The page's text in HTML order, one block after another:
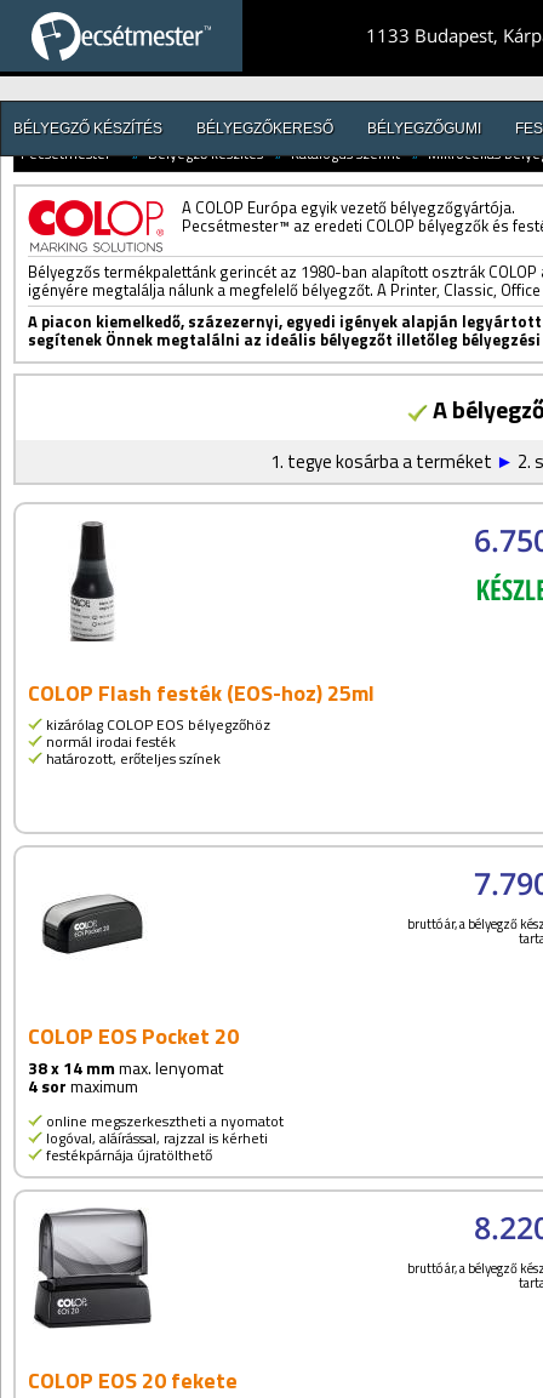
1133 Budapest,
BÉLYEGZŐ KÉSZÍTÉS BÉLYEGZŐKERESŐ BÉLYEGZŐGUMI
Pecsétmester™ // Bélyegző készítés // Katalógus szerint // Mikrocellás
A COLOP Európa egyik vezető bélyegzőgyártója.
Pecsétmester™ az eredeti COLOP bélyegzők és
Bélyegzős termékpalettánk gerincét az 1980-ban alapított osztrák
igényére megtalálja nálunk a megfelelő bélyegzőt. A Printer, Classic,
A piacon kiemelkedő, százezernyi, egyedi igények alapján
segítenek Önnek megtalálni az ideális bélyegzőt illetőleg
A
1. tegye kosárba a terméket ► 2.
COLOP Flash festék (EOS-hoz) 25ml
kizárólag COLOP EOS bélyegzőhöz
normál irodai festék
határozott, erőteljes színek
bruttó ár, a bélyegző
COLOP EOS Pocket 20
38 x 14 mmmax. lenyomat
4 sormaximum
online megszerkesztheti a nyomatot
logóval, aláírással, rajzzal is kérheti
festékpárnája újratölthető
bruttó ár, a bélyegző
COLOP EOS 20 fekete